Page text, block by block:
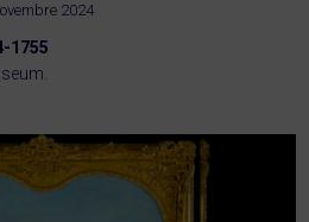
2024
1755